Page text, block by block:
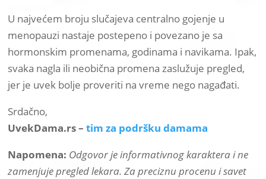
U najvećem broju slučajeva centralno gojenje u
menopauzi nastaje postepeno i povezano je sa
hormonskim promenama, godinama i navikama. Ipak,
svaka nagla ili neobična promena zaslužuje pregled,
jer je uvek bolje proveriti na vreme nego nagađati.
Srdačno,
UvekDama.rs –tim za podršku damama
Napomena: Odgovor je informativnog karaktera i ne
zamenjuje pregled lekara. Za preciznu procenu i savet